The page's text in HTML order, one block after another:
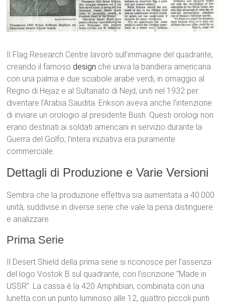
Il Flag Research Centre lavorò sull’immagine del quadrante,
creando il famoso design che univa la bandiera americana
con una palma e due sciabole arabe verdi, in omaggio al
Regno di Hejaz e al Sultanato di Nejd, uniti nel 1932 per
diventare l’Arabia Saudita. Erikson aveva anche l’intenzione
di inviare un orologio al presidente Bush. Questi orologi non
erano destinati ai soldati americani in servizio durante la
Guerra del Golfo; l’intera iniziativa era puramente
commerciale.
Dettagli di Produzione e Varie Versioni
Sembra che la produzione effettiva sia aumentata a 40.000
unità, suddivise in diverse serie che vale la pena distinguere
e analizzare.
Prima Serie
Il Desert Shield della prima serie si riconosce per l’assenza
del logo Vostok B sul quadrante, con l’iscrizione “Made in
USSR”. La cassa è la 420 Amphibian, combinata con una
lunetta con un punto luminoso alle 12, quattro piccoli punti